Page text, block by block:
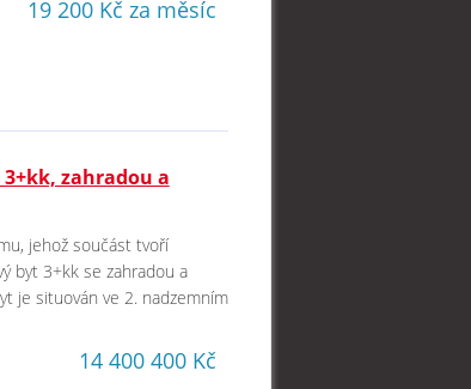
19 200 Kč za měsíc
zahradou a
jehož součást tvoří
byt 3+kk se zahradou a
je situován ve 2. nadzemním
14 400 400 Kč